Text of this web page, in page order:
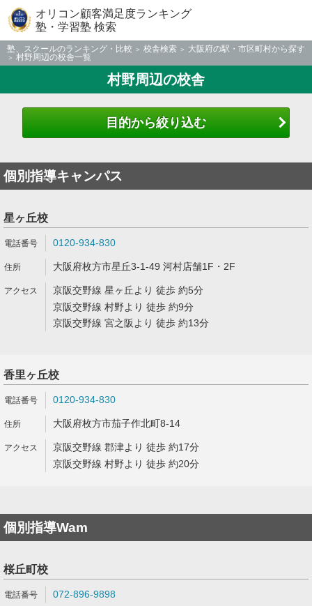
オリコン顧客満足度ランキング
塾・学習塾 検索
塾、スクールのランキング・比較 校舎検索
大阪府の駅・市区町村から探す
村野周辺の校舎一覧
村野周辺の校舎
目的から絞り込む
個別指導キャンパス
星ヶ丘校
0120-934-830
大阪府枚方市星丘3-1-49 河村店舗1F・2F
京阪交野線 星ヶ丘より 徒歩 約5分
京阪交野線 村野より 徒歩 約9分
京阪交野線 宮之阪より 徒歩 約13分
香里ヶ丘校
0120-934-830
大阪府枚方市茄子作北町8-14
京阪交野線 郡津より 徒歩 約17分
京阪交野線 村野より 徒歩 約20分
個別指導Wam
桜丘町校
072-896-9898